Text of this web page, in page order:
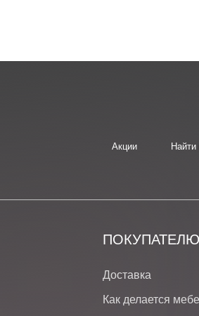
Акции Найти
ПОКУПАТЕЛЮ
Доставка
Как делается